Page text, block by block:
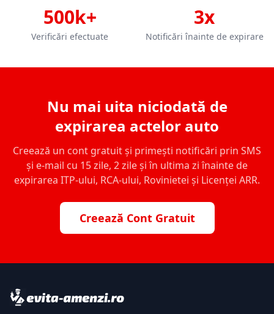
500k+
Verificări efectuate
3x
Notificări înainte de expirare
Nu mai uita niciodată de
expirarea actelor auto
Creează un cont gratuit și primești notificări prin SMS
și e-mail cu 15 zile, 2 zile și în ultima zi înainte de
expirarea ITP-ului, RCA-ului, Rovinietei și Licenței ARR.
Creează Cont Gratuit